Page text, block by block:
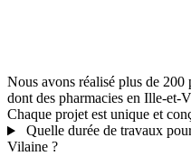
Nous avons réalisé plus de 200
dont des pharmacies en Ille-et-
Chaque projet est unique et
Quelle durée de travaux
Vilaine ?